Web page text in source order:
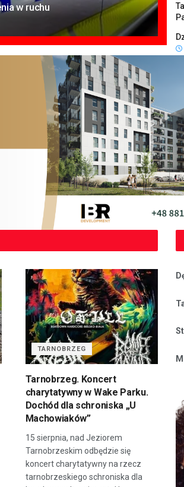
w ruchu
TARNOBRZEG
Tarnobrzeg. Koncert
charytatywny w Wake Parku.
Dochód dla schroniska „U
Machowiaków”
15 sierpnia, nad Jeziorem
Tarnobrzeskim odbędzie się
koncert charytatywny na rzecz
tarnobrzeskiego schroniska dla